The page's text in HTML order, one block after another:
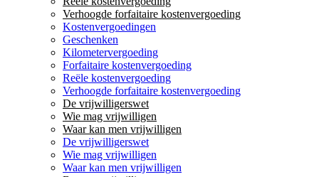
Verhoogde forfaitaire kostenvergoeding
Kostenvergoedingen
Geschenken
Kilometervergoeding
Forfaitaire kostenvergoeding
Reële kostenvergoeding
Verhoogde forfaitaire kostenvergoeding
De vrijwilligerswet
Wie mag vrijwilligen
Waar kan men vrijwilligen
De vrijwilligerswet
Wie mag vrijwilligen
Waar kan men vrijwilligen